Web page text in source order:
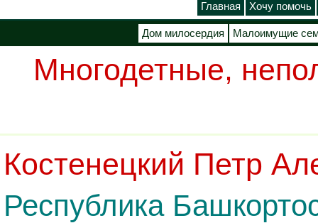
Главная Хочу помочь
Дом милосердия Малоимущие
Многодетные,
Костенецкий Петр
Республика